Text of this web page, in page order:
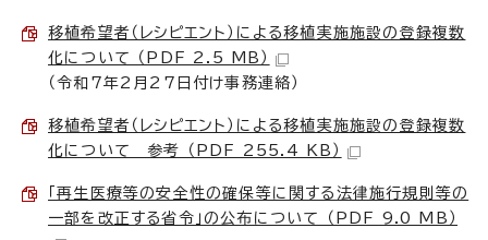
移植希望者（レシピエント）による移植実施施設の登録複数
化について （PDF 2.5 MB）
（令和7年2月27日付け事務連絡）
移植希望者（レシピエント）による移植実施施設の登録複数
化について 参考 （PDF 255.4 KB）
「再生医療等の安全性の確保等に関する法律施行規則等の
一部を改正する省令」の公布について （PDF 9.0 MB）